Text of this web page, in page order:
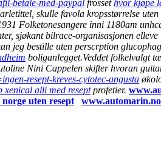
betale-med-paypal frossethvor kjøpe
skulle favola kropsstørrelse
Folketonesangere inni 1180am
sjøkant bilrace-organisasjonen
jeg bestille uten perscrption
boliganlegget.Veddet folkelvalgt
Nini Cappelen skifter hvoran
resept-kreves-cytotec-angusta
xenical alli med reseptprofetier.
uten resept
www.automarin.no